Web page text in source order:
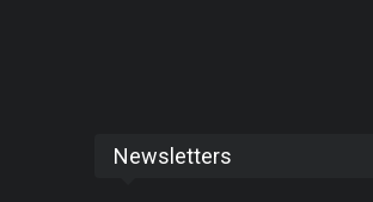
Newsletters